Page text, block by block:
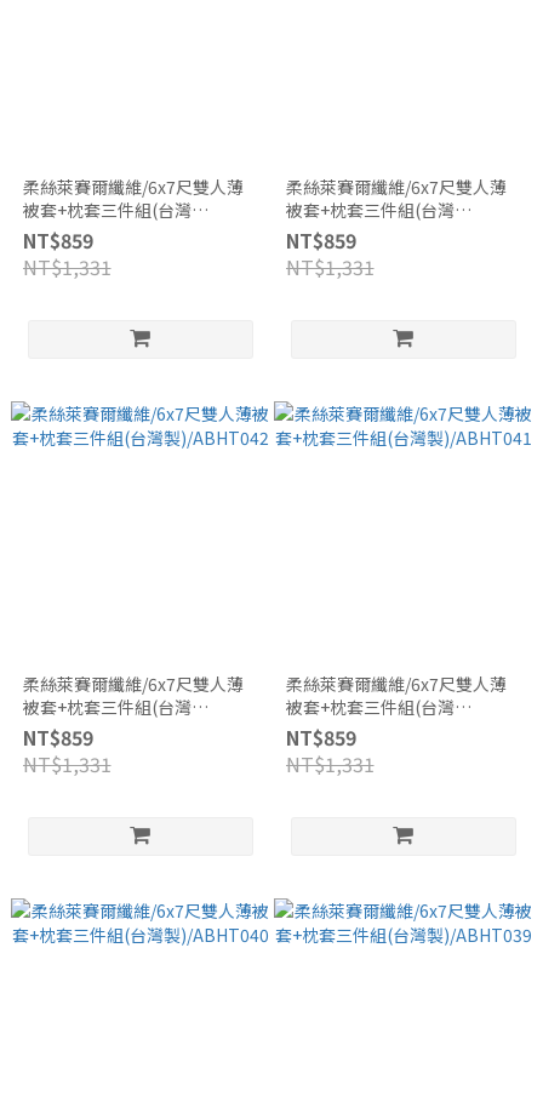
柔絲萊賽爾纖維/6x7尺雙人薄
被套+枕套三件組(台灣
製)/ABHT046
NT$859
NT$1,331
柔絲萊賽爾纖維/6x7尺雙人薄
被套+枕套三件組(台灣
製)/ABHT043
NT$859
NT$1,331
柔絲萊賽爾纖維/6x7尺雙人薄
被套+枕套三件組(台灣
製)/ABHT042
NT$859
NT$1,331
柔絲萊賽爾纖維/6x7尺雙人薄
被套+枕套三件組(台灣
製)/ABHT041
NT$859
NT$1,331